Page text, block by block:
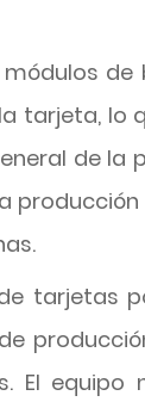
de
tarjeta, lo
de la
tarjetas
El equipo